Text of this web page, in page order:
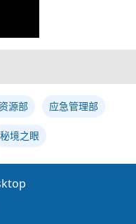
源部 应急管理部
秘境之眼